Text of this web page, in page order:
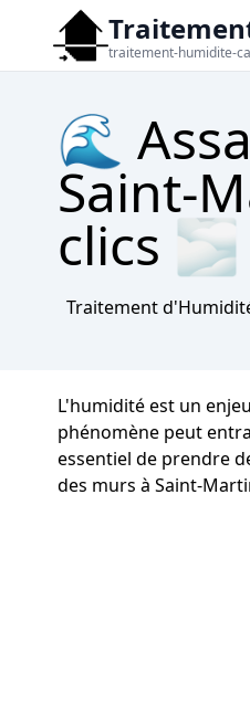
traitement-humidite-
🌊
Saint-
clics 🌫
Traitement
L'humidité est un
phénomène peut
essentiel de prendre
des murs à Saint-